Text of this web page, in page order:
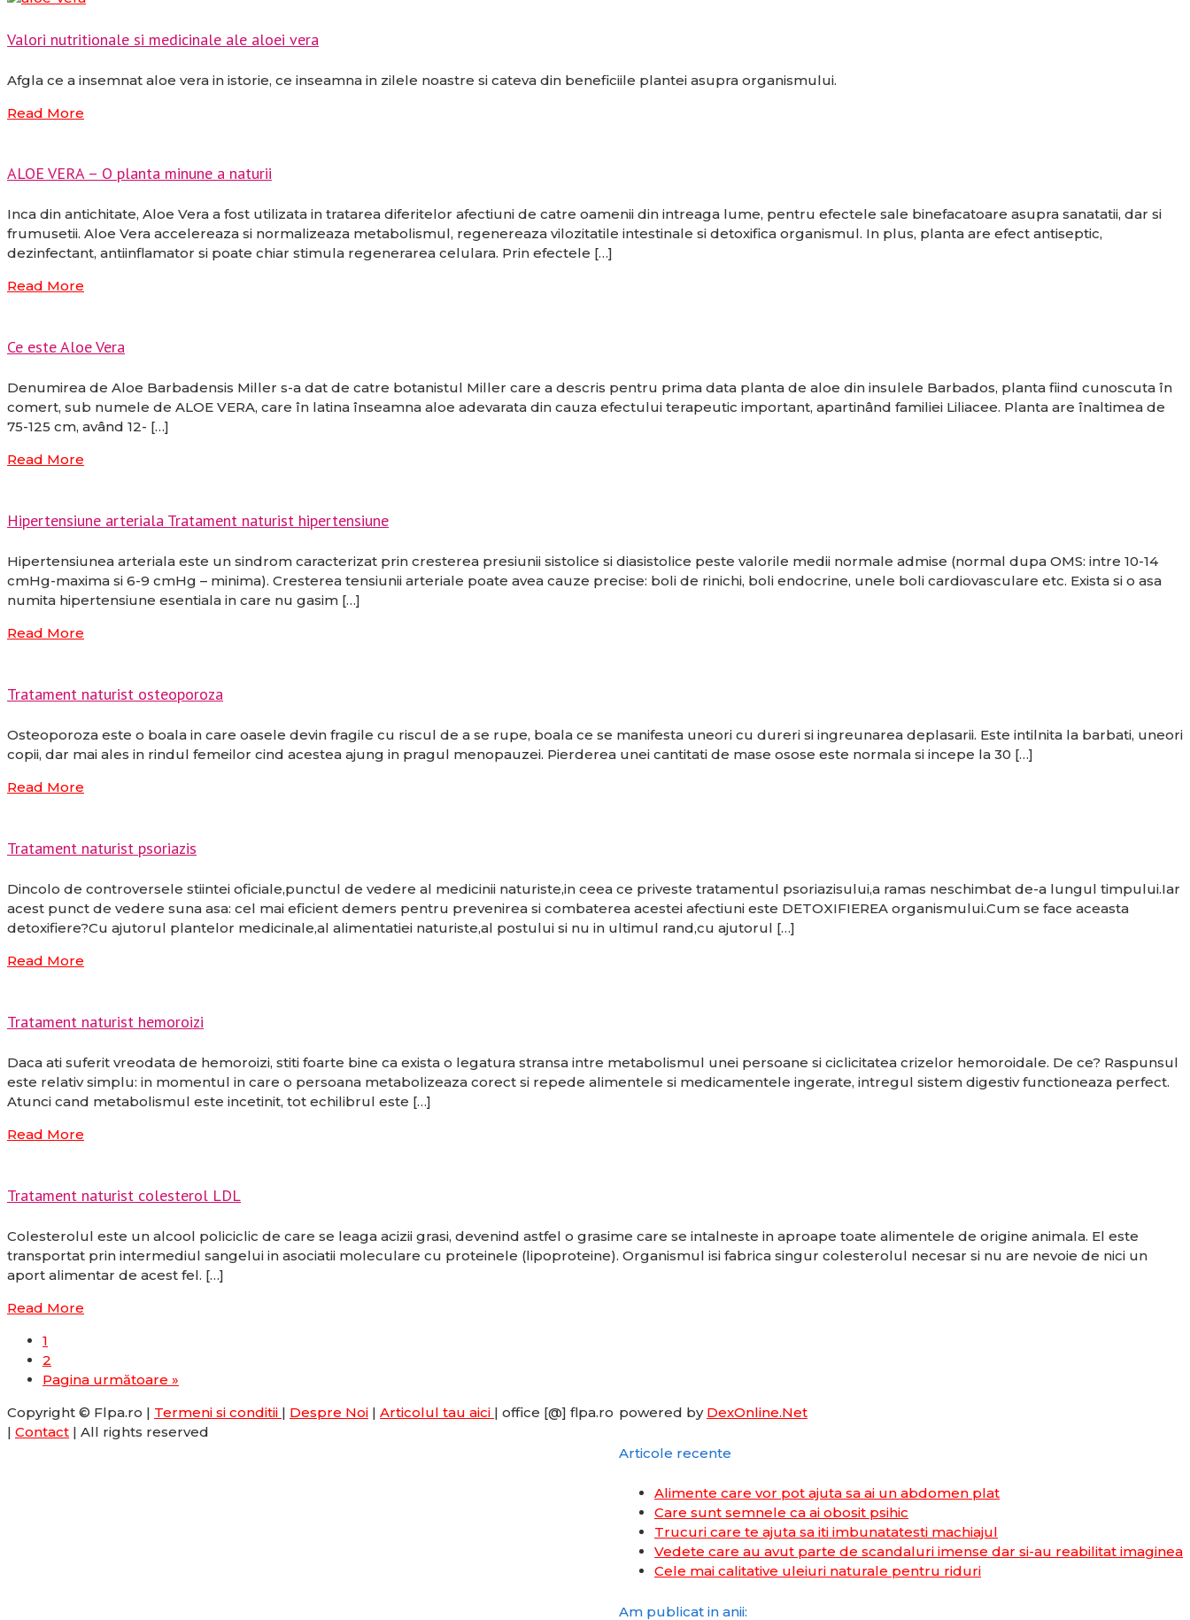
Valori nutritionale si medicinale ale aloei vera
Afgla ce a insemnat aloe vera in istorie, ce inseamna in zilele noastre si cateva din beneficiile plantei asupra organismului.
Read More
ALOE VERA – O planta minune a naturii
Inca din antichitate, Aloe Vera a fost utilizata in tratarea diferitelor afectiuni de catre oamenii din intreaga lume, pentru efectele sale binefacatoare asupra sanatatii, dar si
frumusetii. Aloe Vera accelereaza si normalizeaza metabolismul, regenereaza vilozitatile intestinale si detoxifica organismul. In plus, planta are efect antiseptic,
dezinfectant, antiinflamator si poate chiar stimula regenerarea celulara. Prin efectele […]
Read More
Ce este Aloe Vera
Denumirea de Aloe Barbadensis Miller s-a dat de catre botanistul Miller care a descris pentru prima data planta de aloe din insulele Barbados, planta fiind cunoscuta în
comert, sub numele de ALOE VERA, care în latina înseamna aloe adevarata din cauza efectului terapeutic important, apartinând familiei Liliacee. Planta are înaltimea de
75-125 cm, având 12- […]
Read More
Hipertensiune arteriala Tratament naturist hipertensiune
Hipertensiunea arteriala este un sindrom caracterizat prin cresterea presiunii sistolice si diasistolice peste valorile medii normale admise (normal dupa OMS: intre 10-14
cmHg-maxima si 6-9 cmHg – minima). Cresterea tensiunii arteriale poate avea cauze precise: boli de rinichi, boli endocrine, unele boli cardiovasculare etc. Exista si o asa
numita hipertensiune esentiala in care nu gasim […]
Read More
Tratament naturist osteoporoza
Osteoporoza este o boala in care oasele devin fragile cu riscul de a se rupe, boala ce se manifesta uneori cu dureri si ingreunarea deplasarii. Este intilnita la barbati, uneori
copii, dar mai ales in rindul femeilor cind acestea ajung in pragul menopauzei. Pierderea unei cantitati de mase osose este normala si incepe la 30 […]
Read More
Tratament naturist psoriazis
Dincolo de controversele stiintei oficiale,punctul de vedere al medicinii naturiste,in ceea ce priveste tratamentul psoriazisului,a ramas neschimbat de-a lungul timpului.Iar
acest punct de vedere suna asa: cel mai eficient demers pentru prevenirea si combaterea acestei afectiuni este DETOXIFIEREA organismului.Cum se face aceasta
detoxifiere?Cu ajutorul plantelor medicinale,al alimentatiei naturiste,al postului si nu in ultimul rand,cu ajutorul […]
Read More
Tratament naturist hemoroizi
Daca ati suferit vreodata de hemoroizi, stiti foarte bine ca exista o legatura stransa intre metabolismul unei persoane si ciclicitatea crizelor hemoroidale. De ce? Raspunsul
este relativ simplu: in momentul in care o persoana metabolizeaza corect si repede alimentele si medicamentele ingerate, intregul sistem digestiv functioneaza perfect.
Atunci cand metabolismul este incetinit, tot echilibrul este […]
Read More
Tratament naturist colesterol LDL
Colesterolul este un alcool policiclic de care se leaga acizii grasi, devenind astfel o grasime care se intalneste in aproape toate alimentele de origine animala. El este
transportat prin intermediul sangelui in asociatii moleculare cu proteinele (lipoproteine). Organismul isi fabrica singur colesterolul necesar si nu are nevoie de nici un
aport alimentar de acest fel. […]
Read More
1
2
Pagina următoare »
powered by DexOnline.Net
Articole recente
Alimente care vor pot ajuta sa ai un abdomen plat
Care sunt semnele ca ai obosit psihic
Trucuri care te ajuta sa iti imbunatatesti machiajul
Vedete care au avut parte de scandaluri imense dar si-au reabilitat imaginea
Cele mai calitative uleiuri naturale pentru riduri
Am publicat in anii:
Copyright © Flpa.ro | Termeni si conditii | Despre Noi | Articolul tau aici | office [@] flpa.ro
| Contact | All rights reserved